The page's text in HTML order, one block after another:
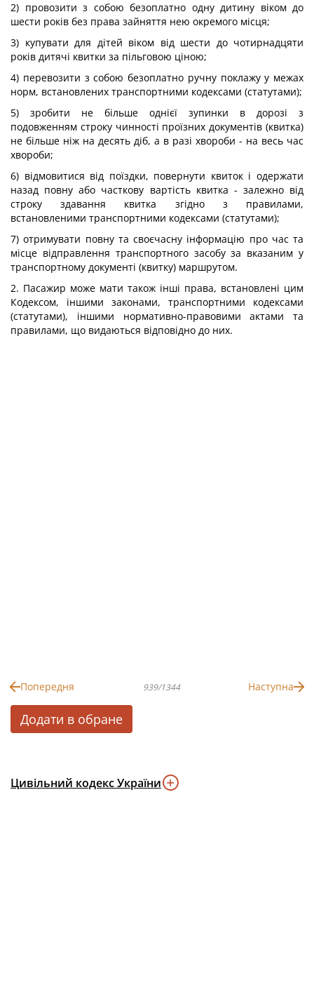
2) провозити з собою безоплатно одну дитину віком до
шести років без права зайняття нею окремого місця;
3) купувати для дітей віком від шести до чотирнадцяти
років дитячі квитки за пільговою ціною;
4) перевозити з собою безоплатно ручну поклажу у межах
норм, встановлених транспортними кодексами (статутами);
5) зробити не більше однієї зупинки в дорозі з
подовженням строку чинності проїзних документів (квитка)
не більше ніж на десять діб, а в разі хвороби - на весь час
хвороби;
6) відмовитися від поїздки, повернути квиток і одержати
назад повну або часткову вартість квитка - залежно від
строку здавання квитка згідно з правилами,
встановленими транспортними кодексами (статутами);
7) отримувати повну та своєчасну інформацію про час та
місце відправлення транспортного засобу за вказаним у
транспортному документі (квитку) маршрутом.
2. Пасажир може мати також інші права, встановлені цим
Кодексом, іншими законами, транспортними кодексами
(статутами), іншими нормативно-правовими актами та
правилами, що видаються відповідно до них.
Попередня 939/1344 Наступна
Додати в обране
Цивільний кодекс України